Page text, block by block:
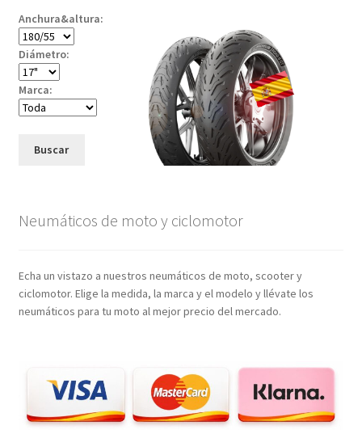
Anchura&altura:
Diámetro:
Marca:
Buscar
Neumáticos de moto y ciclomotor
Echa un vistazo a nuestros neumáticos de moto, scooter y
ciclomotor. Elige la medida, la marca y el modelo y llévate los
neumáticos para tu moto al mejor precio del mercado.